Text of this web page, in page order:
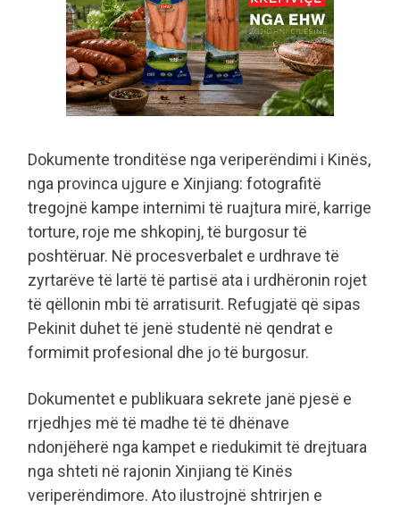
Dokumente tronditëse nga veriperëndimi i Kinës,
nga provinca ujgure e Xinjiang: fotografitë
tregojnë kampe internimi të ruajtura mirë, karrige
torture, roje me shkopinj, të burgosur të
poshtëruar. Në procesverbalet e urdhrave të
zyrtarëve të lartë të partisë ata i urdhëronin rojet
të qëllonin mbi të arratisurit. Refugjatë që sipas
Pekinit duhet të jenë studentë në qendrat e
formimit profesional dhe jo të burgosur.
Dokumentet e publikuara sekrete janë pjesë e
rrjedhjes më të madhe të të dhënave
ndonjëherë nga kampet e riedukimit të drejtuara
nga shteti në rajonin Xinjiang të Kinës
veriperëndimore. Ato ilustrojnë shtrirjen e